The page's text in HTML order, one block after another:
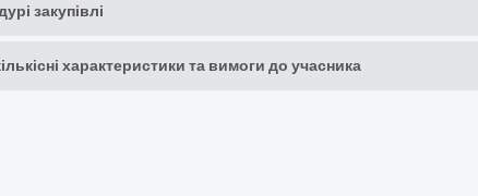
закупівлі
характеристики та вимоги до учасника